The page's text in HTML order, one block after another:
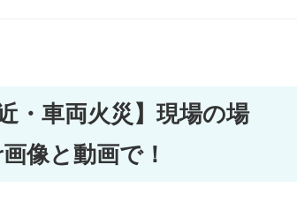
・車両火災】現場の場
像と動画で！